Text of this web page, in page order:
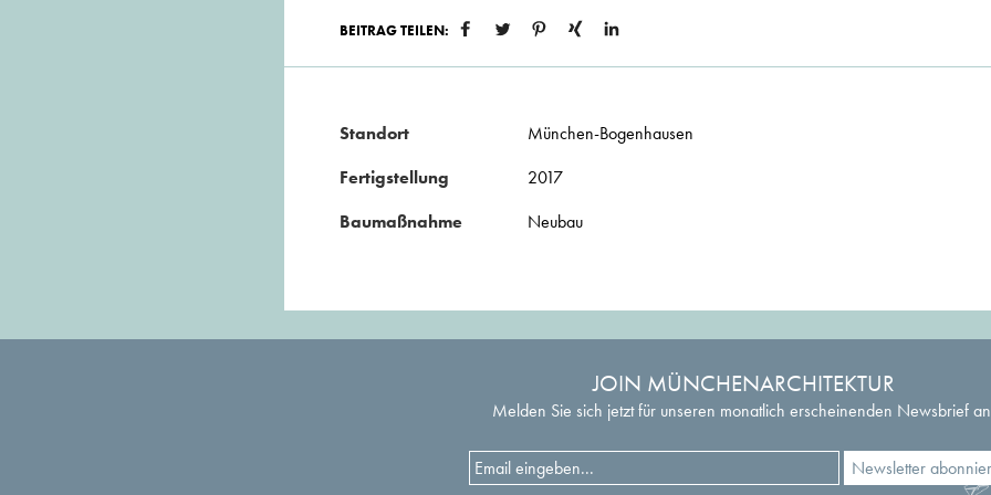
BEITRAG TEILEN:
Standort
München-Bogenhausen
Fertigstellung
2017
Baumaßnahme
Neubau
JOIN MÜNCHENARCHITEKTUR
Melden Sie sich jetzt für unseren monatlich erscheinenden Newsbrief